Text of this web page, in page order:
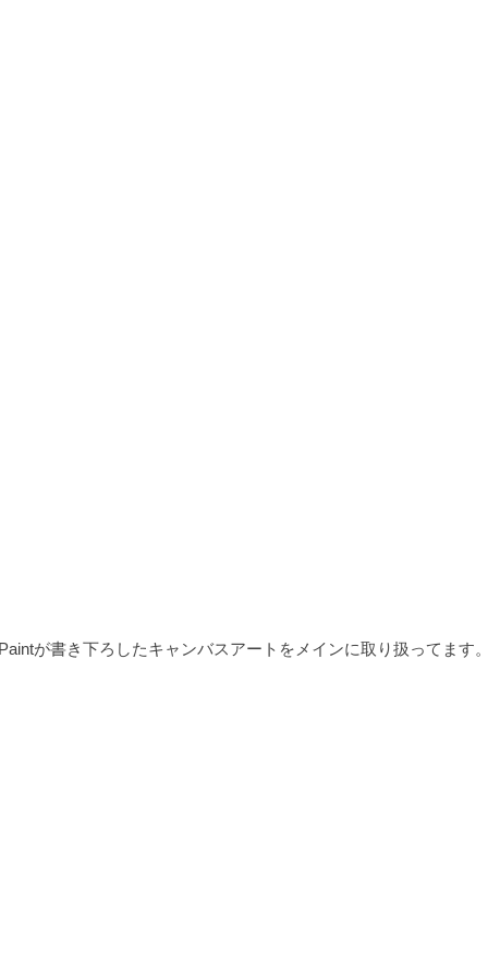
が書き下ろしたキャンバスアートをメインに取り扱ってます